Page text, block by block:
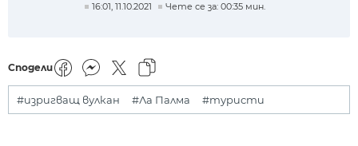
16:01, 11.10.2021 Чете се за: 00:35 мин.
Сподели
#изригващ вулкан #Ла Палма #туристи